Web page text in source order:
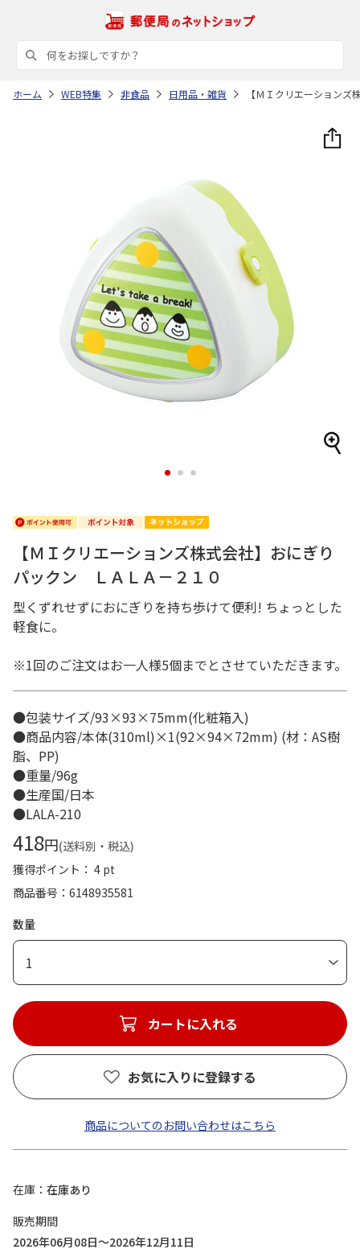
ホーム WEB特集 非食品 日用品・雑貨 【ＭＩクリエーション
1 2 3
【ＭＩクリエーションズ株式会社】おにぎり
パックン ＬＡＬＡ－２１０
型くずれせずにおにぎりを持ち歩けて便利! ちょっとした
軽食に。
※1回のご注文はお一人様5個までとさせていただきます。
●包装サイズ/93×93×75mm(化粧箱入)
●商品内容/本体(310ml)×1(92×94×72mm) (材：AS樹
脂、PP)
●重量/96g
●生産国/日本
●LALA-210
418円(送料別・税込)
獲得ポイント： 4 pt
商品番号
6148935581
数量
1
カートに入れる
お気に入りに登録する
商品についてのお問い合わせはこちら
在庫
在庫あり
販売期間
2026年06月08日～2026年12月11日